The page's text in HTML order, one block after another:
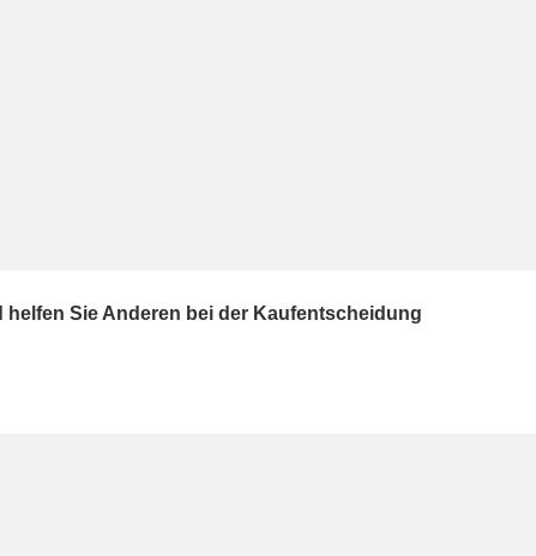
Sie Anderen bei der Kaufentscheidung